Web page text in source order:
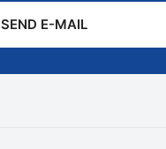
SEND E-MAIL